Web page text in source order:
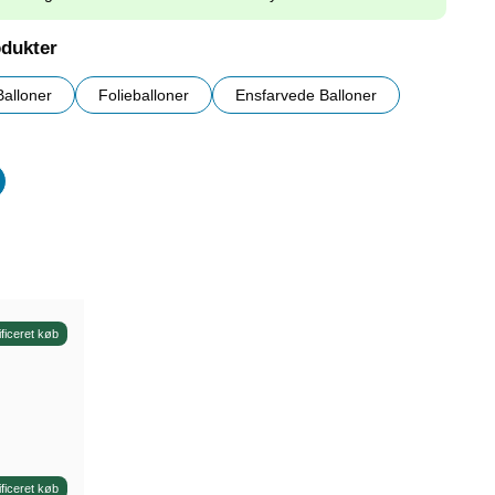
Folieballoner Ensfarvede Balloner
køb
køb